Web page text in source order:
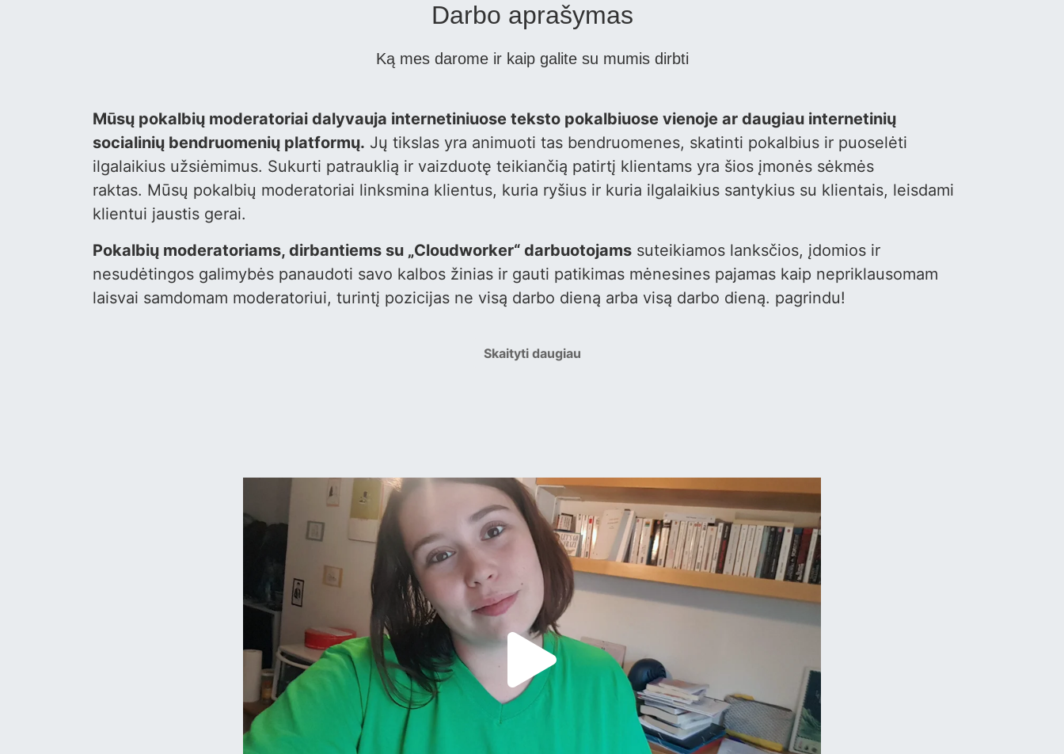
Darbo aprašymas
Ką mes darome ir kaip galite su mumis dirbti
Mūsų pokalbių moderatoriai dalyvauja internetiniuose teksto pokalbiuose vienoje ar daugiau internetinių
socialinių bendruomenių platformų. Jų tikslas yra animuoti tas bendruomenes, skatinti pokalbius ir puoselėti
ilgalaikius užsiėmimus. Sukurti patrauklią ir vaizduotę teikiančią patirtį klientams yra šios įmonės sėkmės
raktas. Mūsų pokalbių moderatoriai linksmina klientus, kuria ryšius ir kuria ilgalaikius santykius su klientais, leisdami
klientui jaustis gerai.
Pokalbių moderatoriams, dirbantiems su „Cloudworker“ darbuotojams suteikiamos lanksčios, įdomios ir
nesudėtingos galimybės panaudoti savo kalbos žinias ir gauti patikimas mėnesines pajamas kaip nepriklausomam
laisvai samdomam moderatoriui, turintį pozicijas ne visą darbo dieną arba visą darbo dieną. pagrindu!
Skaityti daugiau